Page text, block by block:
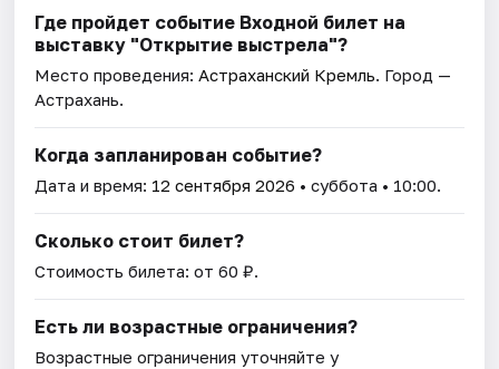
Где пройдет событие Входной билет на
выставку "Открытие выстрела"?
Место проведения:Астраханский Кремль. Город —
Астрахань.
Когда запланирован событие?
Дата и время: 12 сентября 2026 • суббота • 10:00.
Сколько стоит билет?
Стоимость билета: от 60 ₽.
Есть ли возрастные ограничения?
Возрастные ограничения уточняйте у